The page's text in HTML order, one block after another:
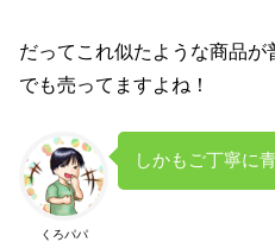
だってこれ似たような商品
でも売ってますよね！
くろパパ
しかもご丁寧に